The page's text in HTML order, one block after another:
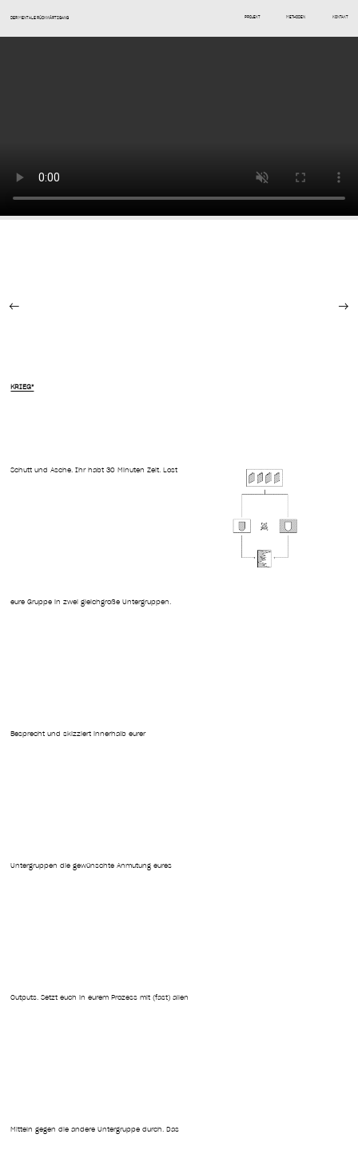
DER MENTALE RÜCKWÄRTSGANG PROJEKT METHODEN KONTAKT
← →
KRIEG*
Schutt und Asche. Ihr habt 30 Minuten Zeit. Lost
eure Gruppe in zwei gleich­große Untergruppen.
Besprecht und skizziert innerhalb eurer
Untergruppen die gewünschte Anmutung eures
Outputs. Setzt euch in eurem Prozess mit (fast) allen
Mitteln gegen die andere Untergruppe durch. Das